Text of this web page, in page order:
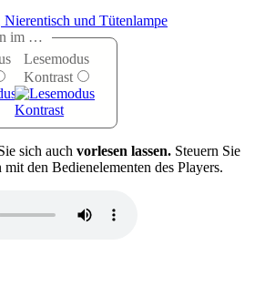
Nierentisch und Tütenlampe
im …
Lesemodus
Kontrast
sich auch vorlesen lassen. Steuern Sie
den Bedienelementen des Players.